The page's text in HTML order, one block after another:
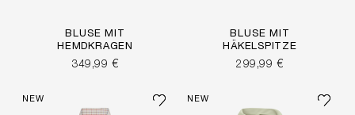
BLUSE MIT
HEMDKRAGEN
349,99 €
BLUSE MIT
HÄKELSPITZE
299,99 €
NEW NEW